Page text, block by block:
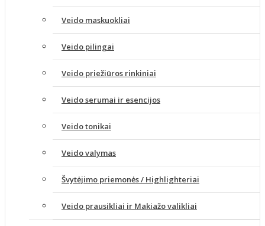
Veido maskuokliai
Veido pilingai
Veido priežiūros rinkiniai
Veido serumai ir esencijos
Veido tonikai
Veido valymas
Švytėjimo priemonės / Highlighteriai
Veido prausikliai ir Makiažo valikliai